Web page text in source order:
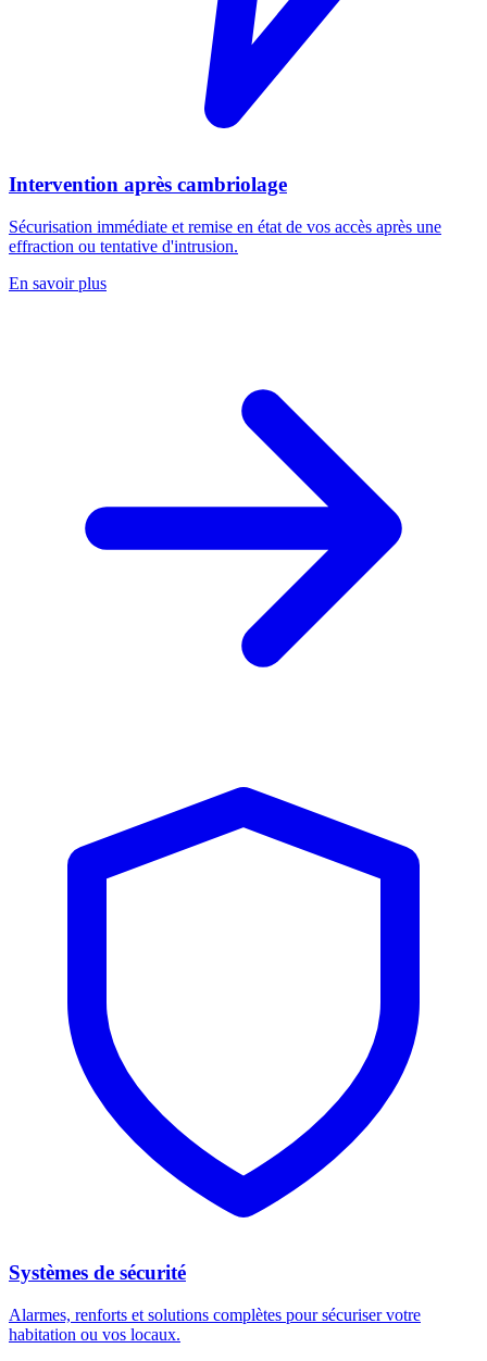
Intervention après cambriolage
Sécurisation immédiate et remise en état de vos accès après une
effraction ou tentative d'intrusion.
En savoir plus
Systèmes de sécurité
Alarmes, renforts et solutions complètes pour sécuriser votre
habitation ou vos locaux.